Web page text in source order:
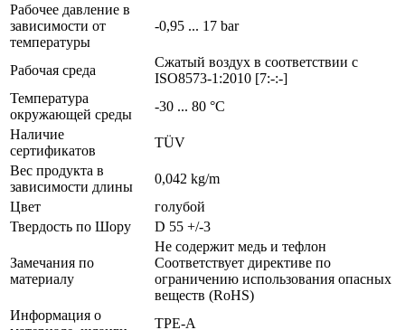
Рабочее давление в
зависимости от
температуры
-0,95 ... 17 bar
Рабочая среда
Сжатый воздух в соответствии с
ISO8573-1:2010 [7:-:-]
Температура
окружающей среды
-30 ... 80 °C
Наличие
сертификатов
TÜV
Вес продукта в
зависимости длины
0,042 kg/m
Цвет
голубой
Твердость по Шору
D 55 +/-3
Замечания по
материалу
Не содержит медь и тефлон
Соответствует директиве по
ограничению использования опасных
веществ (RoHS)
Информация о
TPE-A